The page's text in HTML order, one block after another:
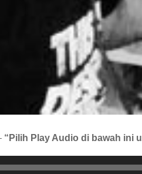
“Pilih Play Audio di bawah ini